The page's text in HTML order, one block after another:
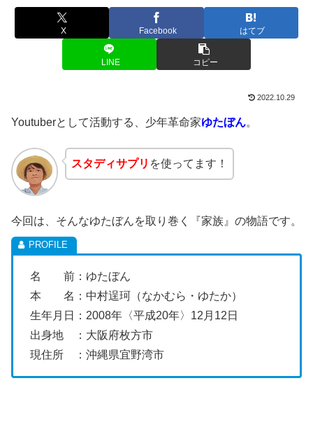
X Facebook はてブ
LINE コピー
2022.10.29
Youtuberとして活動する、少年革命家ゆたぼん。
スタディサプリ を使ってます！
今回は、そんなゆたぼんを取り巻く『家族』の物語です。
名 前：ゆたぼん
本 名：中村逞珂（なかむら・ゆたか）
生年月日：2008年〈平成20年〉12月12日
出身地 ：大阪府枚方市
現住所 ：沖縄県宜野湾市